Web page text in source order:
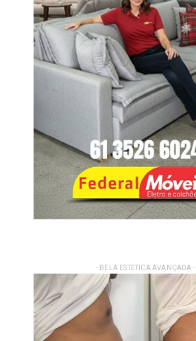
- BELA ESTETICA AVANÇADA -